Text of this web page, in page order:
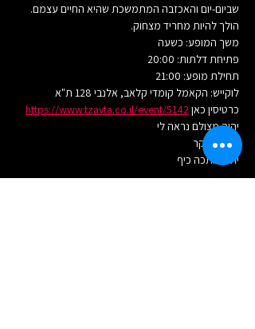
שביום-יום והאכזבה המתמשכת שהיא החיים עצמם.
הולך להיות מחריד מצחוק.
משך המופע: כשעה
פתיחת דלתות: 20:00
תחילת מופע: 21:00
לוקייש: הקאמל קומדי קלאב, אלנבי 128 ת"א
כרטיסין כאן https://www.tzavta.co.il/event/5142
יהיה מצולם נראה לי
אבל בעיקר
יהיה חתכה כיף